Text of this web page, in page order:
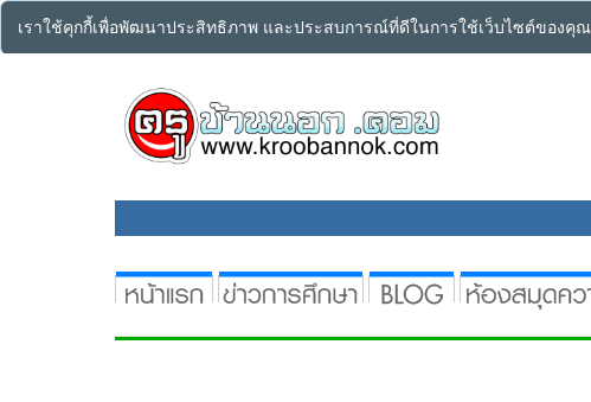
เราใช้คุกกี้เพื่อพัฒนาประสิทธิภาพ และประสบการณ์ที่ดีในการใช้เว็บไซต์ของคุ